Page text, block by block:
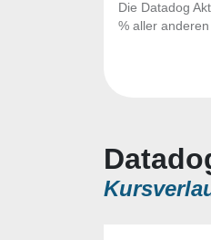
Die Datadog
% aller anderen